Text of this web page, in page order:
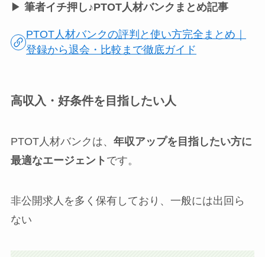
▶ 筆者イチ押し♪PTOT人材バンクまとめ記事
PTOT人材バンクの評判と使い方完全まとめ｜
登録から退会・比較まで徹底ガイド
高収入・好条件を目指したい人
PTOT人材バンクは、 年収アップを目指したい方に
最適なエージェント です。
非公開求人を多く保有しており、一般には出回ら
ない